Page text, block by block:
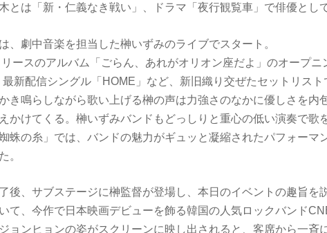
とは「新・仁義なき戦い」、ドラマ「夜行観覧車」で俳優とし
、劇中音楽を担当した榊いずみのライブでスタート。
ースのアルバム「ごらん、あれがオリオン座だよ」のオープニ
新配信シングル「HOME」など、新旧織り交ぜたセットリスト
き鳴らしながら歌い上げる榊の声は力強さのなかに優しさを内
かけてくる。榊いずみバンドもどっしりと重心の低い演奏で歌
蛛の糸」では、バンドの魅力がギュッと凝縮されたパフォーマ
。
後、サブステージに榊監督が登場し、本日のイベントの趣旨を
て、今作で日本映画デビューを飾る韓国の人気ロックバンド
ョンヒョンの姿がスクリーンに映し出されると、客席から一斉